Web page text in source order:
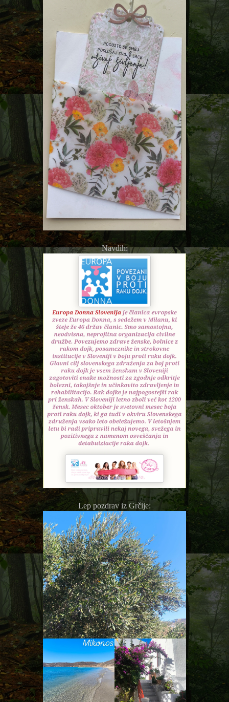
Navdih:
Lep pozdrav iz Grčije: